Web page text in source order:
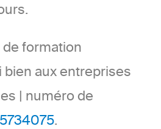
formation
bien aux entreprises
| numéro de
.